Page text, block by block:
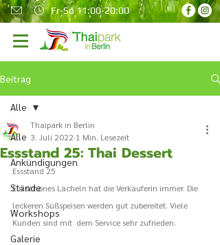
Fr-So 11:00-20:00
Beitrag
Alle
Ankündigungen
Stände
Workshops
Galerie
Alle
Essstand 25: Thai Dessert
Thaipark in Berlin
3. Juli 2022 1 Min. Lesezeit
Essstand 25
Ein schönes Lächeln hat die Verkäuferin immer. Die
leckeren Süßspeisen werden gut zubereitet. Viele
Kunden sind mit  dem Service sehr zufrieden.